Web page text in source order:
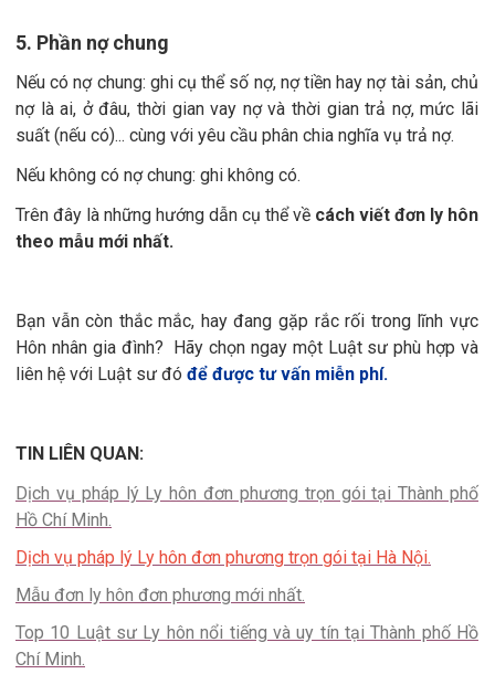
5. Phần nợ chung
Nếu có nợ chung: ghi cụ thể số nợ, nợ tiền hay nợ tài sản, chủ
nợ là ai, ở đâu, thời gian vay nợ và thời gian trả nợ, mức lãi
suất (nếu có)... cùng với yêu cầu phân chia nghĩa vụ trả nợ.
Nếu không có nợ chung: ghi không có.
Trên đây là những hướng dẫn cụ thể về cách viết đơn ly hôn
theo mẫu mới nhất.
Bạn vẫn còn thắc mắc, hay đang gặp rắc rối trong lĩnh vực
Hôn nhân gia đình? Hãy chọn ngay một Luật sư phù hợp và
liên hệ với Luật sư đó để được tư vấn miễn phí.
TIN LIÊN QUAN:
Dịch vụ pháp lý Ly hôn đơn phương trọn gói tại Thành phố
Hồ Chí Minh.
Dịch vụ pháp lý Ly hôn đơn phương trọn gói tại Hà Nội.
Mẫu đơn ly hôn đơn phương mới nhất
Top 10 Luật sư Ly hôn nổi tiếng và uy tín tại Thành phố Hồ
Chí Minh.